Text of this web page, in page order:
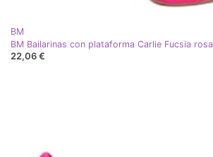
BM
BM Bailarinas con plataforma Carlie Fucsia rosa
22,06 €